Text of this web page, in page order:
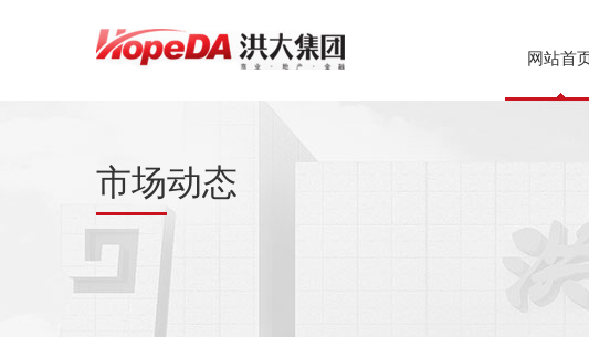
网站首
市场动态